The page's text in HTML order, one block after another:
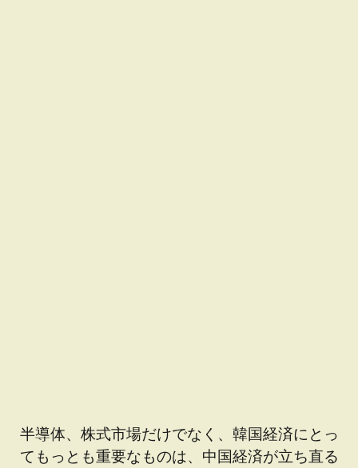
半導体、株式市場だけでなく、韓国経済にとっ
てもっとも重要なものは、中国経済が立ち直る